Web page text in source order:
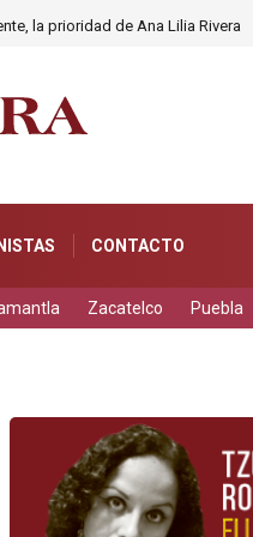
la prioridad de Ana Lilia Rivera
CONTACTO
Zacatelco Puebla